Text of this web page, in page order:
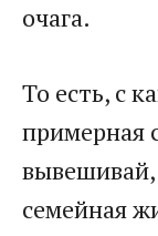
очага.
То есть, с
примерная
семейная